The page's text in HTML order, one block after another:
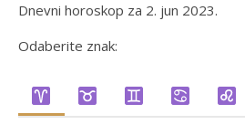
Dnevni horoskop za 2. jun 2023.
Odaberite znak: